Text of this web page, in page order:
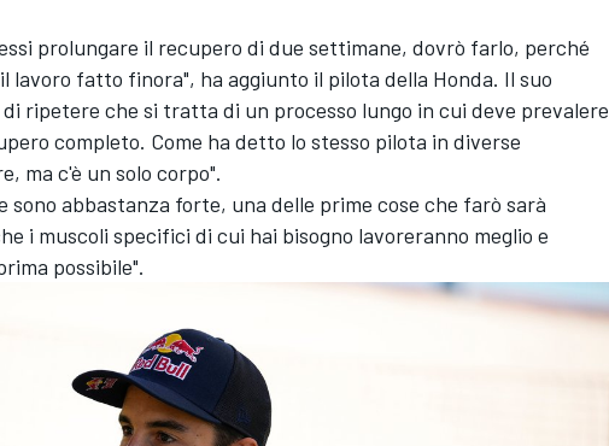
prolungare il recupero di due settimane, dovrò farlo, perché
fatto finora", ha aggiunto il pilota della Honda. Il suo
ripetere che si tratta di un processo lungo in cui deve prevalere
completo. Come ha detto lo stesso pilota in diverse
ma c'è un solo corpo".
sono abbastanza forte, una delle prime cose che farò sarà
i muscoli specifici di cui hai bisogno lavoreranno meglio e
possibile".